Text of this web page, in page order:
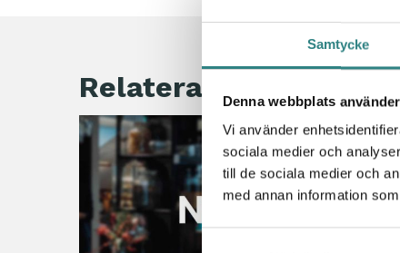
Samtycke
Denna webbplats
Vi använder
sociala medier och
till de sociala medier och
med annan information
Samtyckesval
Relaterade artiklar